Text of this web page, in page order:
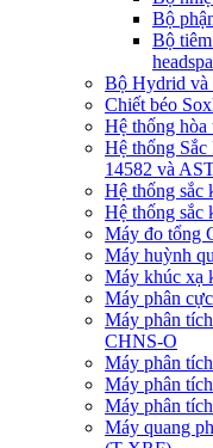
Bộ
Bộ
Bộ Hydrid và
Chiết béo
Hệ thống hòa
Hệ thống
14582 và
Hệ thống sắc
Hệ thống
Máy đo tổng
Máy huỳnh
Máy khúc xạ
Máy phân
Máy phân
CHNS-O
Máy phân
Máy phân
Máy phân
Máy quang